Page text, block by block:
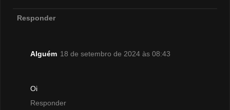
Responder
Alguém 18 de setembro de 2024 às 08:43
Oi
Responder